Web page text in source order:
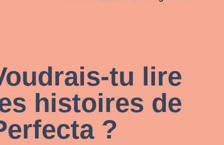
tu lire
histoires de
?